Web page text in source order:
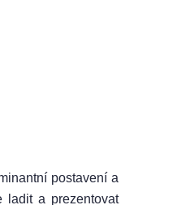
postavení a
ladit a prezentovat